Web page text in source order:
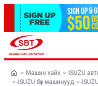
Машин хайх
ISUZU
ISUZU бүх машинууд